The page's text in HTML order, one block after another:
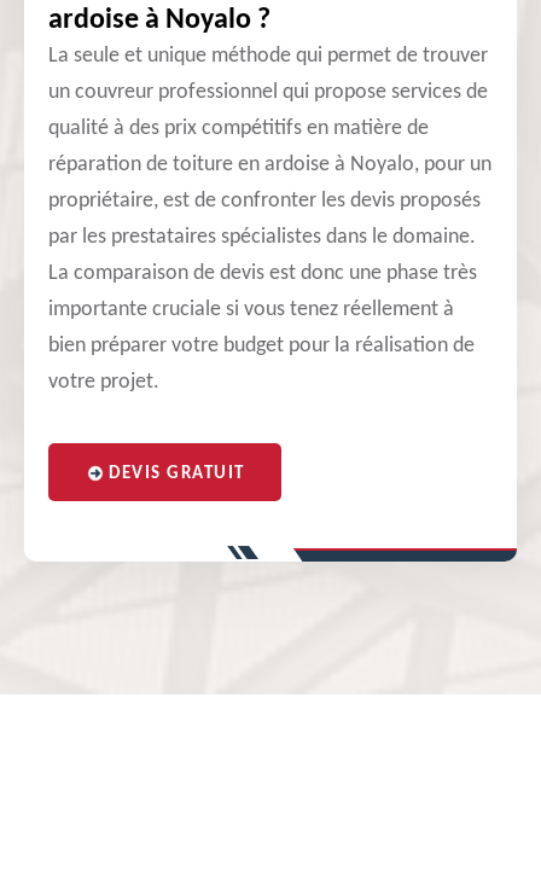
ardoise à Noyalo ?
La seule et unique méthode qui permet de trouver
un couvreur professionnel qui propose services de
qualité à des prix compétitifs en matière de
réparation de toiture en ardoise à Noyalo, pour un
propriétaire, est de confronter les devis proposés
par les prestataires spécialistes dans le domaine.
La comparaison de devis est donc une phase très
importante cruciale si vous tenez réellement à
bien préparer votre budget pour la réalisation de
votre projet.
DEVIS GRATUIT